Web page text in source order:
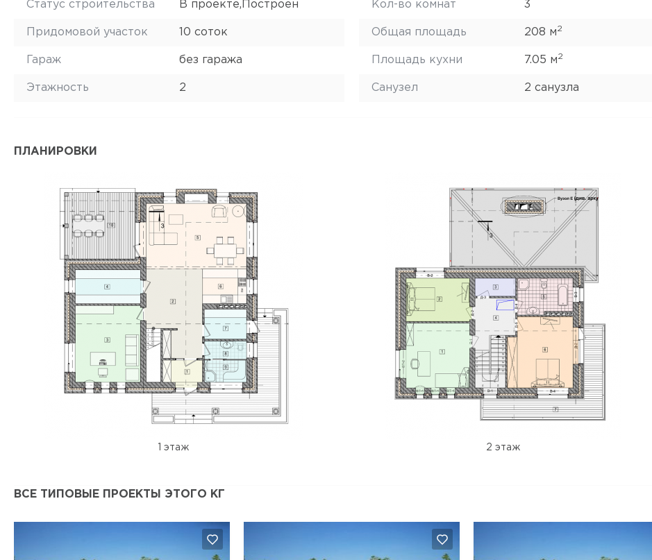
Статус строительства В проекте,Построен
Придомовой участок 10 соток
Гараж без гаража
Этажность 2
Кол-во комнат 3
Общая площадь 208 м2
Площадь кухни 7.05 м2
Санузел 2 санузла
ПЛАНИРОВКИ
1 этаж 2 этаж
ВСЕ ТИПОВЫЕ ПРОЕКТЫ ЭТОГО КГ